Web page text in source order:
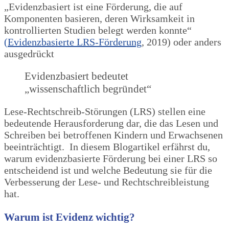
„Evidenzbasiert ist eine Förderung, die auf
Komponenten basieren, deren Wirksamkeit in
kontrollierten Studien belegt werden konnte“
(Evidenzbasierte LRS-Förderung, 2019) oder anders
ausgedrückt
Evidenzbasiert bedeutet
„wissenschaftlich begründet“
Lese-Rechtschreib-Störungen (LRS) stellen eine
bedeutende Herausforderung dar, die das Lesen und
Schreiben bei betroffenen Kindern und Erwachsenen
beeinträchtigt. In diesem Blogartikel erfährst du,
warum evidenzbasierte Förderung bei einer LRS so
entscheidend ist und welche Bedeutung sie für die
Verbesserung der Lese- und Rechtschreibleistung
hat.
Warum ist Evidenz wichtig?